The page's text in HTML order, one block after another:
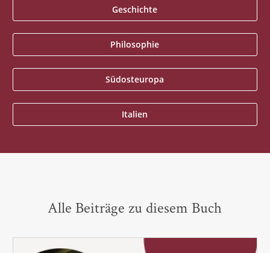
Geschichte
Philosophie
Südosteuropa
Italien
Alle Beiträge zu diesem Buch